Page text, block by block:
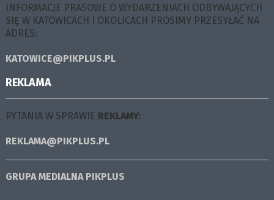
INFORMACJE PRASOWE O WYDARZENIACH ODBYWAJĄCYCH
SIĘ W KATOWICACH I OKOLICACH PROSIMY PRZESYŁAĆ NA
ADRES:
KATOWICE@PIKPLUS.PL
REKLAMA
PYTANIA W SPRAWIE REKLAMY:
REKLAMA@PIKPLUS.PL
GRUPA MEDIALNA PIKPLUS